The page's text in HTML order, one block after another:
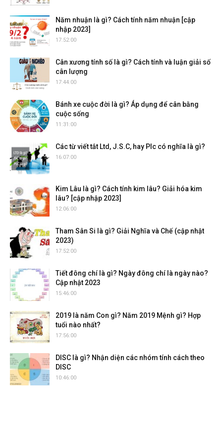
Năm nhuận là gì? Cách tính năm nhuận [cập
nhập 2023]
17:52:00
Cân xương tính số là gì? Cách tính và luận giải số
cân lượng
17:44:00
Bánh xe cuộc đời là gì? Áp dụng để cân bằng
cuộc sống
11:31:00
Các từ viết tắt Ltd, J.S.C, hay Plc có nghĩa là gì?
16:07:00
Kim Lâu là gì? Cách tính kim lâu? Giải hóa kim
lâu? [cập nhập 2023]
12:06:00
Tham Sân Si là gì? Giải Nghĩa và Chế (cập nhật
2023)
17:52:00
Tiết đông chí là gì? Ngày đông chí là ngày nào?
Cập nhật 2023
15:46:00
2019 là năm Con gì? Năm 2019 Mệnh gì? Hợp
tuổi nào nhất?
17:56:00
DISC là gì? Nhận diện các nhóm tính cách theo
DISC
10:46:00